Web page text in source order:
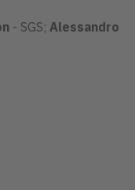
- SGS; Alessandro